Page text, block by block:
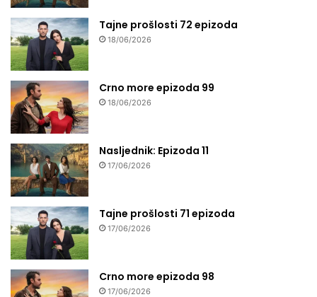
Tajne prošlosti 72 epizoda
18/06/2026
Crno more epizoda 99
18/06/2026
Nasljednik: Epizoda 11
17/06/2026
Tajne prošlosti 71 epizoda
17/06/2026
Crno more epizoda 98
17/06/2026